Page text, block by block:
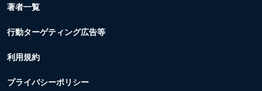
著者一覧
行動ターゲティング広告等
利用規約
プライバシーポリシー